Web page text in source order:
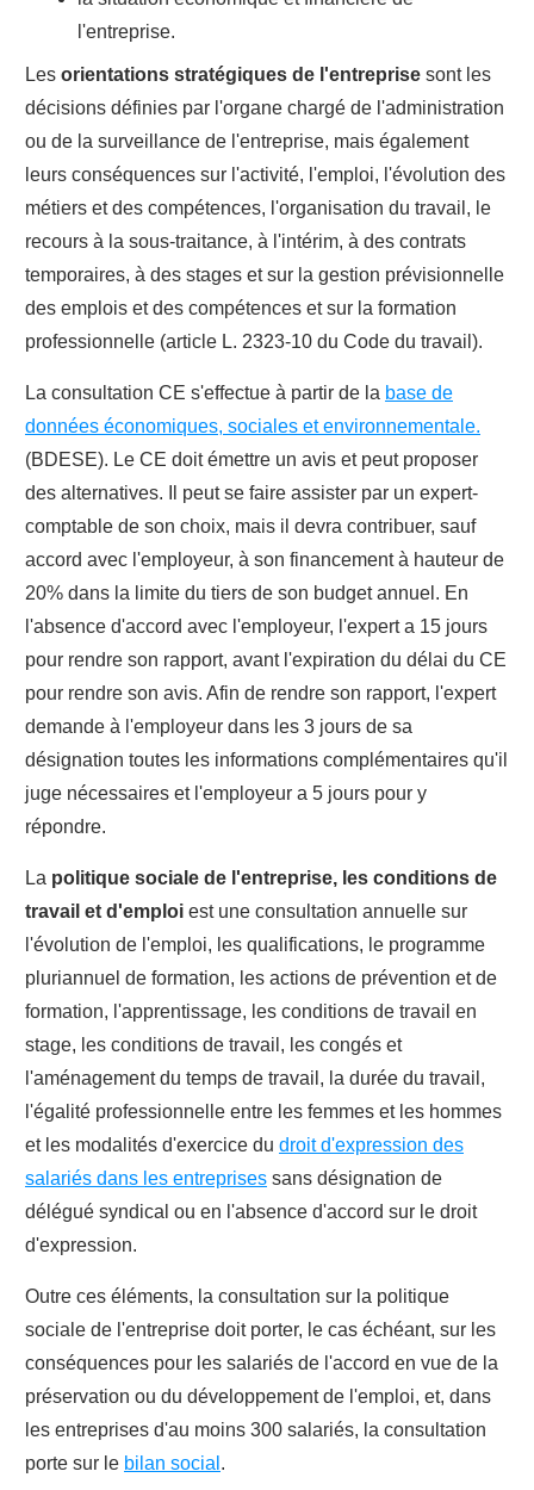
l'entreprise.
Les orientations stratégiques de l'entreprise sont les
décisions définies par l'organe chargé de l'administration
ou de la surveillance de l'entreprise, mais également
leurs conséquences sur l'activité, l'emploi, l'évolution des
métiers et des compétences, l'organisation du travail, le
recours à la sous-traitance, à l'intérim, à des contrats
temporaires, à des stages et sur la gestion prévisionnelle
des emplois et des compétences et sur la formation
professionnelle (article L. 2323-10 du Code du travail).
La consultation CE s'effectue à partir de la base de
données économiques, sociales et environnementale.
(BDESE). Le CE doit émettre un avis et peut proposer
des alternatives. Il peut se faire assister par un expert-
comptable de son choix, mais il devra contribuer, sauf
accord avec l'employeur, à son financement à hauteur de
20% dans la limite du tiers de son budget annuel. En
l'absence d'accord avec l'employeur, l'expert a 15 jours
pour rendre son rapport, avant l'expiration du délai du CE
pour rendre son avis. Afin de rendre son rapport, l'expert
demande à l'employeur dans les 3 jours de sa
désignation toutes les informations complémentaires qu'il
juge nécessaires et l'employeur a 5 jours pour y
répondre.
La politique sociale de l'entreprise, les conditions de
travail et d'emploi est une consultation annuelle sur
l'évolution de l'emploi, les qualifications, le programme
pluriannuel de formation, les actions de prévention et de
formation, l'apprentissage, les conditions de travail en
stage, les conditions de travail, les congés et
l'aménagement du temps de travail, la durée du travail,
l'égalité professionnelle entre les femmes et les hommes
et les modalités d'exercice du droit d'expression des
salariés dans les entreprises sans désignation de
délégué syndical ou en l'absence d'accord sur le droit
d'expression.
Outre ces éléments, la consultation sur la politique
sociale de l'entreprise doit porter, le cas échéant, sur les
conséquences pour les salariés de l'accord en vue de la
préservation ou du développement de l'emploi, et, dans
les entreprises d'au moins 300 salariés, la consultation
porte sur le bilan social .